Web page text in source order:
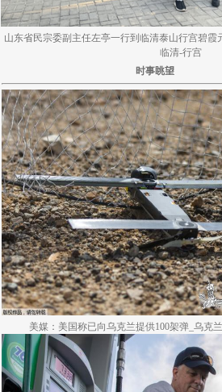
山东省民宗委副主任左亭一行到临清泰山行宫碧
临清-行宫
时事眺望
美媒：美国称已向乌克兰提供100架弹_乌克